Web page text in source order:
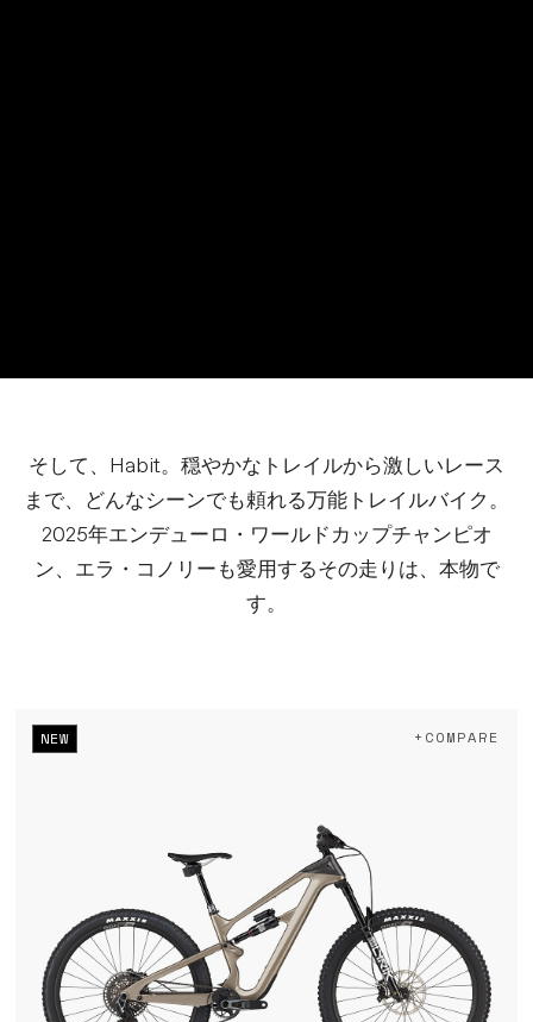
そして、Habit。穏やかなトレイルから激しいレース
まで、どんなシーンでも頼れる万能トレイルバイク。
2025年エンデューロ・ワールドカップチャンピオ
ン、エラ・コノリーも愛用するその走りは、本物で
す。
NEW +COMPARE